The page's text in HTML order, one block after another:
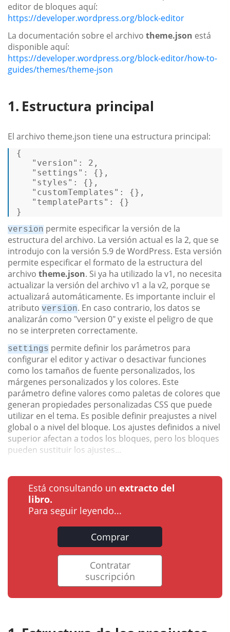
editor de bloques aquí:
https://developer.wordpress.org/block-editor
La documentación sobre el archivo theme.json está
disponible aquí:
https://developer.wordpress.org/block-editor/how-to-
guides/themes/theme-json
Estructura principal
El archivo theme.json tiene una estructura principal:
{
"version" : 2 ,
"settings" : {} ,
"styles" : {} ,
"customTemplates" : {} ,
"templateParts" : {}
}
version permite especificar la versión de la
estructura del archivo. La versión actual es la 2, que se
introdujo con la versión 5.9 de WordPress. Esta versión
permite especificar el formato de la estructura del
archivo theme.json. Si ya ha utilizado la v1, no necesita
actualizar la versión del archivo v1 a la v2, porque se
actualizará automáticamente. Es importante incluir el
atributo version. En caso contrario, los datos se
analizarán como "version 0" y existe el peligro de que
no se interpreten correctamente.
settings permite definir los parámetros para
configurar el editor y activar o desactivar funciones
como los tamaños de fuente personalizados, los
márgenes personalizados y los colores. Este
parámetro define valores como paletas de colores que
generan propiedades personalizadas CSS que puede
utilizar en el tema. Es posible definir preajustes a nivel
global o a nivel del bloque. Los ajustes definidos a nivel
superior afectan a todos los bloques, pero los bloques
pueden sustituir los ajustes...
Está consultando un extracto del
libro.
Para seguir leyendo...
Comprar
Contratar
suscripción